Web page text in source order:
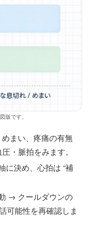
版です。
まい、疼痛の有無
・脈拍をみます。
に決め、心拍は “補
→ クールダウンの
可能性を再確認しま